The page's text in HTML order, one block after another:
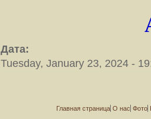
Дата:
Tuesday, January 23, 2024 -
Главная страница О нас Фото